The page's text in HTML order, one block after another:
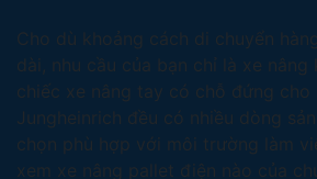
Cho dù khoảng cách di chuyển
dài, nhu cầu của bạn chỉ là xe nâng
chiếc xe nâng tay có chỗ đứng cho
Jungheinrich đều có nhiều dòng
chọn phù hợp với môi trường làm
xem xe nâng pallet điện nào của